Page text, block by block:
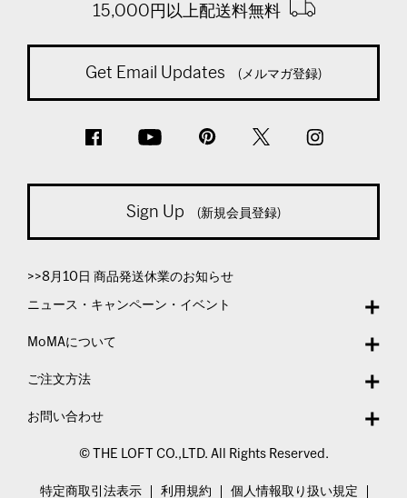
15,000円以上配送料無料
Get Email Updates (メルマガ登録)
Sign Up (新規会員登録)
>>8月10日 商品発送休業のお知らせ
ニュース・キャンペーン・イベント
MoMAについて
ご注文方法
お問い合わせ
© THE LOFT CO.,LTD. All Rights Reserved.
特定商取引法表示 利用規約 個人情報取り扱い規定